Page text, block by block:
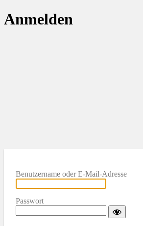
Anmelden
Benutzername oder E-Mail-Adresse
Passwort